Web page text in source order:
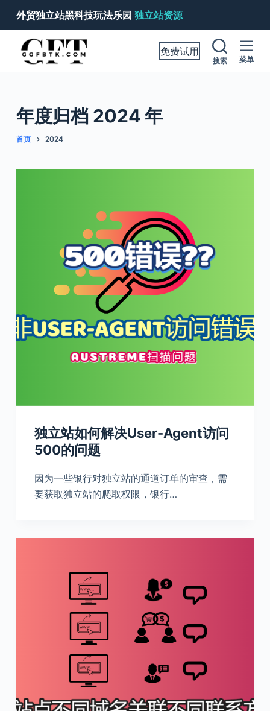
跳
过
内
外贸独立站黑科技玩法乐园 独立站资源
免费试用
搜索 菜单
年度归档2024 年
首页 2024
独立站如何解决User-Agent访问
500的问题
因为一些银行对独立站的通道订单的审查，需
要获取独立站的爬取权限，银行…